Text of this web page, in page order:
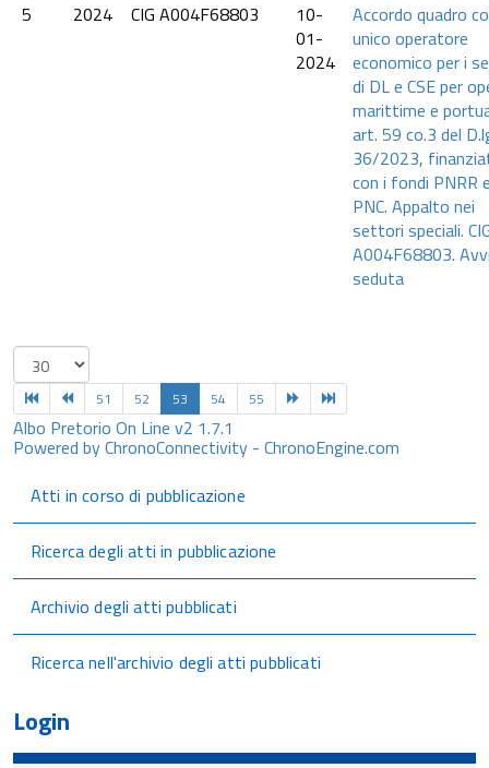
5
2024 CIG A004F68803
10-
01-
2024
Accordo quadro
unico operatore
economico per i
di DL e CSE per
marittime e
art. 59 co.3 del
36/2023,
con i fondi PNRR
PNC. Appalto nei
settori speciali.
A004F68803.
seduta
51 52 53 54 55
Albo Pretorio On Line v2 1.7.1
Powered by ChronoConnectivity - ChronoEngine.com
Atti in corso di pubblicazione
Ricerca degli atti in pubblicazione
Archivio degli atti pubblicati
Ricerca nell'archivio degli atti pubblicati
Login